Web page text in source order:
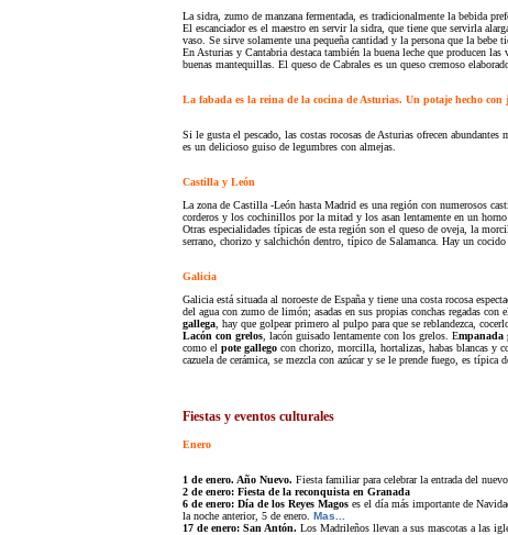
La sidra, zumo de manzana fermentada, es tradicionalmente la bebida
El escanciador es el maestro en servir la sidra, que tiene que servirla
vaso. Se sirve solamente una pequeña cantidad y la persona que la bebe
En Asturias y Cantabria destaca también la buena leche que producen
buenas mantequillas. El queso de Cabrales es un queso cremoso
La fabada es la reina de la cocina de Asturias. Un potaje hecho
Si le gusta el pescado, las costas rocosas de Asturias ofrecen
es un delicioso guiso de legumbres con almejas.
Castilla y León
La zona de Castilla -León hasta Madrid es una región con numerosos
corderos y los cochinillos por la mitad y los asan lentamente en un
Otras especialidades típicas de esta región son el queso de oveja, la
serrano, chorizo y salchichón dentro, típico de Salamanca. Hay un
Galicia
Galicia está situada al noroeste de España y tiene una costa rocosa
del agua con zumo de limón; asadas en sus propias conchas regadas
gallega, hay que golpear primero al pulpo para que se reblandezca,
Lacón con grelos, lacón guisado lentamente con los grelos. Empanada
como el pote gallegocon chorizo, morcilla, hortalizas, habas blancas y
cazuela de cerámica, se mezcla con azúcar y se le prende fuego, es típica
Fiestas y eventos culturales
Enero
1 de enero. Año Nuevo. Fiesta familiar para celebrar la entrada del nuevo
2 de enero: Fiesta de la reconquista en Granada
6 de enero: Día de los Reyes Magoses el día más importante de
la noche anterior, 5 de enero. Mas...
17 de enero: San Antón. Los Madrileños llevan a sus mascotas a las